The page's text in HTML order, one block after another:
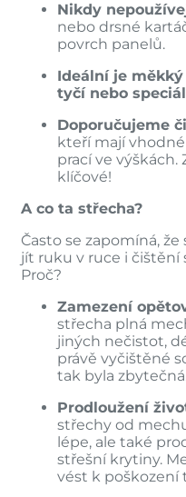
Nikdy
nebo drsné
povrch panelů.
Ideální je
tyčí nebo
Doporučujeme
kteří mají
prací ve
klíčové!
A co ta střecha?
Často se zapomíná,
jít ruku v ruce i čištění
Proč?
Zamezení
střecha plná
jiných nečistot,
právě vyčištěné
tak byla
Prodloužení
střechy od
lépe, ale také
střešní krytiny.
vést k poškození